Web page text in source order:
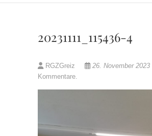
20231111_115436-4
RGZGreiz 26. November 2023
Kommentare.